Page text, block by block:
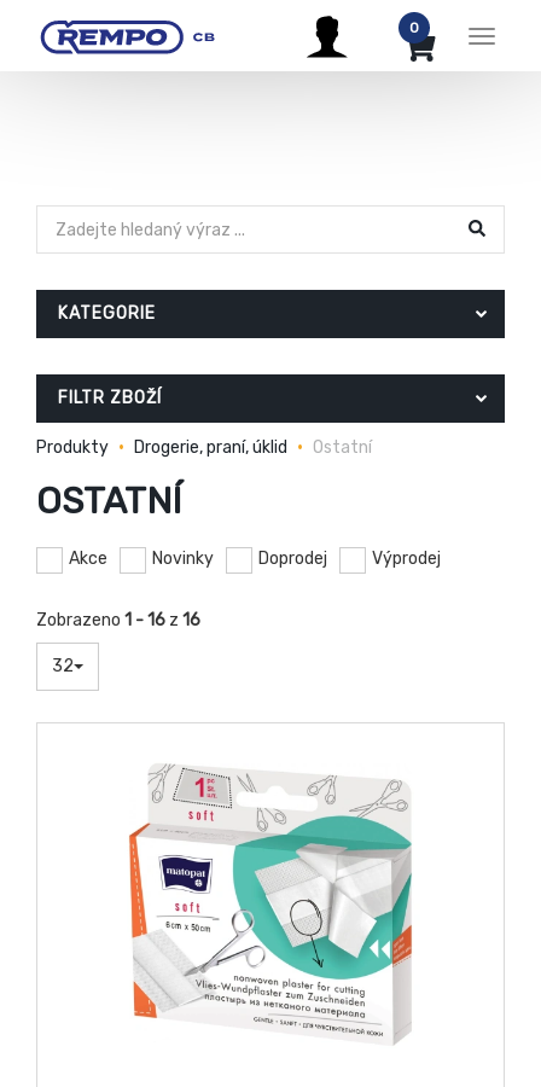
Menu
0
KATEGORIE
FILTR ZBOŽÍ
Produkty Drogerie, praní, úklid Ostatní
OSTATNÍ
Akce Novinky Doprodej Výprodej
Zobrazeno 1 - 16 z 16
32